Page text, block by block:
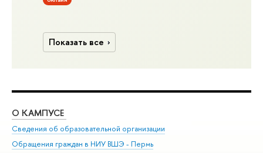
Показать все
О КАМПУСЕ
Сведения об образовательной организации
Обращения граждан в НИУ ВШЭ - Пермь